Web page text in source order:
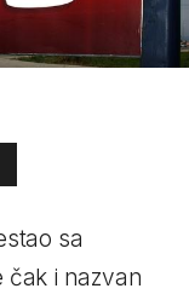
sa
čak i nazvan